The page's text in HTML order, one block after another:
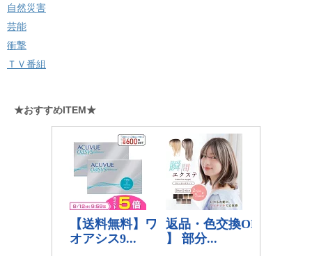
自然災害
芸能
衝撃
ＴＶ番組
★おすすめITEM★